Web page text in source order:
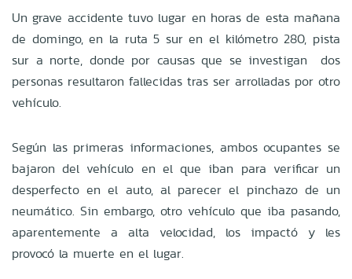
Un grave accidente tuvo lugar en horas de esta mañana
de domingo, en la ruta 5 sur en el kilómetro 280, pista
sur a norte, donde por causas que se investigan dos
personas resultaron fallecidas tras ser arrolladas por otro
vehículo.
Según las primeras informaciones, ambos ocupantes se
bajaron del vehículo en el que iban para verificar un
desperfecto en el auto, al parecer el pinchazo de un
neumático. Sin embargo, otro vehículo que iba pasando,
aparentemente a alta velocidad, los impactó y les
provocó la muerte en el lugar.